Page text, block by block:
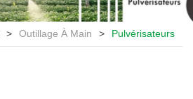
> Outillage À Main > Pulvérisateurs